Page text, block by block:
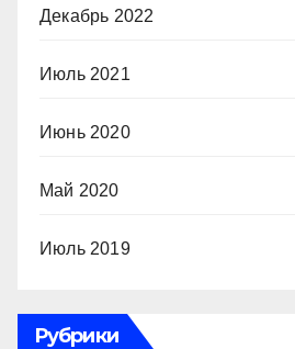
Декабрь 2022
Июль 2021
Июнь 2020
Май 2020
Июль 2019
Рубрики